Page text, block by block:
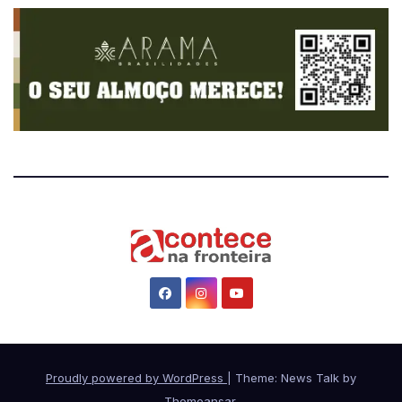
Proudly powered by WordPress
Theme: News Talk by